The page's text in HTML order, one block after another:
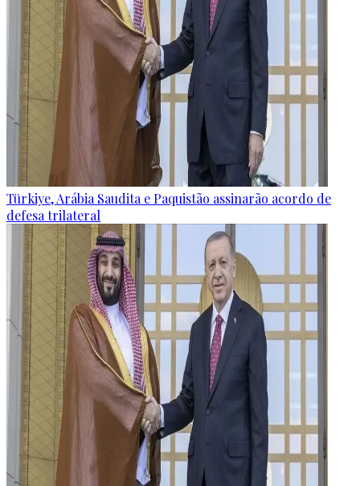
Türkiye, Arábia Saudita e Paquistão assinarão acordo de
defesa trilateral